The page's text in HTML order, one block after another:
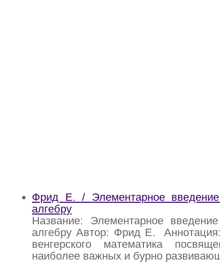
Фрид Е. / Элементарное
алгебру
Название: Элементарное
алгебру Автор: Фрид Е. Аннотация:
венгерского математика
наиболее важных и бурно